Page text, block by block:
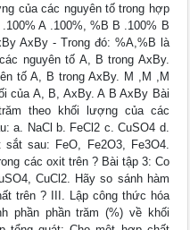
của các nguyên tố trong hợp
A .100%, %B B .100% B
AxBy - Trong đó: %A,%B là
nguyên tố A, B trong AxBy.
tố A, B trong AxBy. M ,M ,M
của A, B, AxBy. A B AxBy Bài
theo khối lượng của các
a. NaCl b. FeCl2 c. CuSO4 d.
sau: FeO, Fe2O3, Fe3O4.
các oxit trên ? Bài tập 3: Co
CuCl2. Hãy so sánh hàm
trên ? III. Lập công thức hóa
phần phần trăm (%) về khối